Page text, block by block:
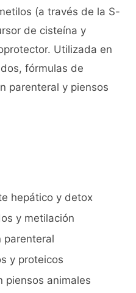
(a través de la S-
de cisteína y
Utilizada en
fórmulas de
parenteral y piensos
hepático y detox
y metilación
parenteral
y proteicos
piensos animales